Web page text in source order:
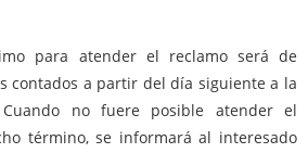
para atender el reclamo será de
contados a partir del día siguiente a la
no fuere posible atender el
término, se informará al interesado